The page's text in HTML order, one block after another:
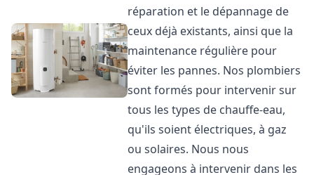
réparation et le dépannage de
ceux déjà existants, ainsi que la
maintenance régulière pour
éviter les pannes. Nos plombiers
sont formés pour intervenir sur
tous les types de chauffe-eau,
qu'ils soient électriques, à gaz
ou solaires. Nous nous
engageons à intervenir dans les